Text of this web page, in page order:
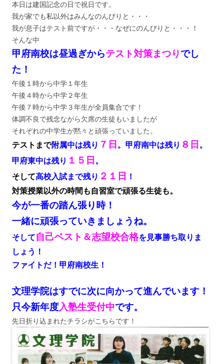
本日は建国記念の日で祝日です。
我が家でも私以外はみんなのんびりと・・・
我が息子はテスト前ですが・・・なぜにのんびりと・・・！
そんな中
甲府南校は昼過ぎからテスト対策まつり でし
た！
午後１時から中学１年生
午後４時から中学２年生
午後７時から中学３年生が全員集合です！
体調不良で残念ながら欠席の生徒もいましたが
それぞれの中学生が黙々と頑張っていました。
テストまで附属中は残り ７日 。甲府南中は残り ８日 。
甲府東中は残り １５日 。
そして高校入試まで残り ２１日
！
対策授業以外の時間も自習室で頑張る生徒も。
今が一番の踏ん張り時！
一緒に頑張っていきましょうね。
そして自己ベスト＆志望校合格を見事勝ち取りま
しょう！
ファイトだ！甲府南校生！
文理学院はすでに次に向かって進んでいます！
只今新年度入塾生受付中です。
先日折り込まれたチラシがこちらです！